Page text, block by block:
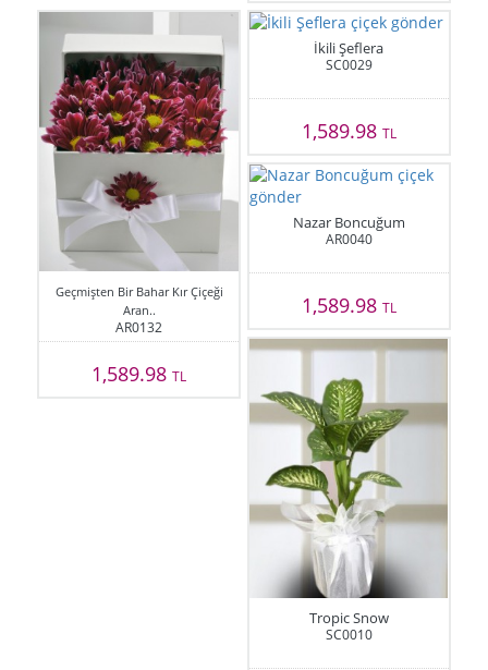
Geçmişten Bir Bahar Kır Çiçeği
Aran..
AR0132
1,589.98TL
İkili Şeflera
SC0029
1,589.98 TL
Nazar Boncuğum
AR0040
1,589.98 TL
Tropic Snow
SC0010